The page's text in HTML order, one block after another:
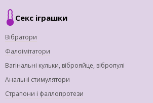
Секс іграшки
Вібратори
Фалоімітатори
Вагінальні кульки, віброяйце, вібропулі
Анальні стимулятори
Страпони і фаллопротези